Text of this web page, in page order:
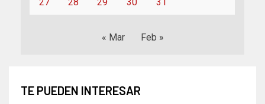
27 28 29 30 31
« Mar Feb »
TE PUEDEN INTERESAR